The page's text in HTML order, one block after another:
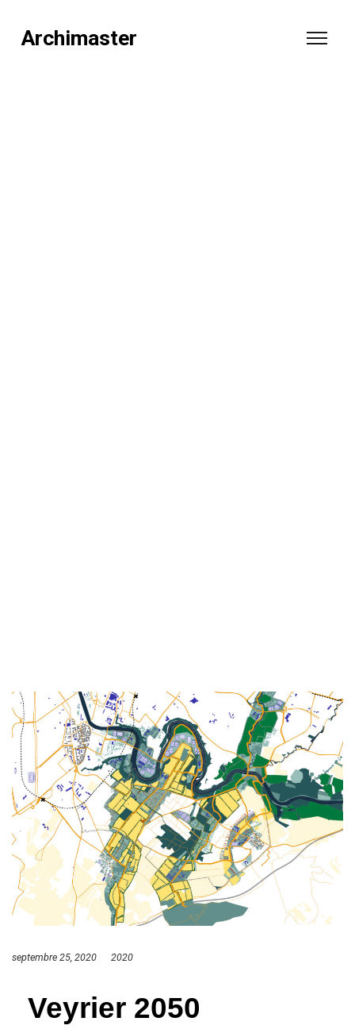
Archimaster
septembre 25, 2020 2020
Veyrier 2050